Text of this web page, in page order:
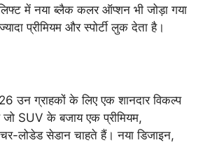
में नया ब्लैक कलर ऑप्शन भी जोड़ा गया
प्रीमियम और स्पोर्टी लुक देता है।
उन ग्राहकों के लिए एक शानदार विकल्प
SUV के बजाय एक प्रीमियम,
लोडेड सेडान चाहते हैं। नया डिजाइन,